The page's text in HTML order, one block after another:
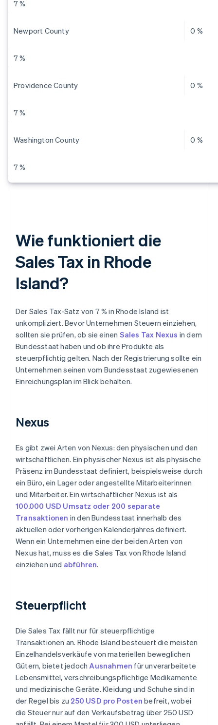
7 %
Newport County 0 %
7 %
Providence County 0 %
7 %
Washington County 0 %
7 %
Wie funktioniert die
Sales Tax in Rhode
Island?
Der Sales Tax-Satz von 7 % in Rhode Island ist
unkompliziert. Bevor Unternehmen Steuern einziehen,
sollten sie prüfen, ob sie einen Sales Tax Nexus in dem
Bundesstaat haben und ob ihre Produkte als
steuerpflichtig gelten. Nach der Registrierung sollte ein
Unternehmen seinen vom Bundesstaat zugewiesenen
Einreichungsplan im Blick behalten.
Nexus
Es gibt zwei Arten von Nexus: den physischen und den
wirtschaftlichen. Ein physischer Nexus ist als physische
Präsenz im Bundesstaat definiert, beispielsweise durch
ein Büro, ein Lager oder angestellte Mitarbeiterinnen
und Mitarbeiter. Ein wirtschaftlicher Nexus ist als
100.000 USD Umsatz oder 200 separate
Transaktionen in den Bundesstaat innerhalb des
aktuellen oder vorherigen Kalenderjahres definiert.
Wenn ein Unternehmen eine der beiden Arten von
Nexus hat, muss es die Sales Tax von Rhode Island
einziehen und abführen.
Steuerpflicht
Die Sales Tax fällt nur für steuerpflichtige
Transaktionen an. Rhode Island besteuert die meisten
Einzelhandelsverkäufe von materiellen beweglichen
Gütern, bietet jedochAusnahmen für unverarbeitete
Lebensmittel, verschreibungspflichtige Medikamente
und medizinische Geräte. Kleidung und Schuhe sind in
der Regel bis zu 250 USD pro Posten befreit, wobei
die Steuer nur auf den Verkaufsbetrag über 250 USD